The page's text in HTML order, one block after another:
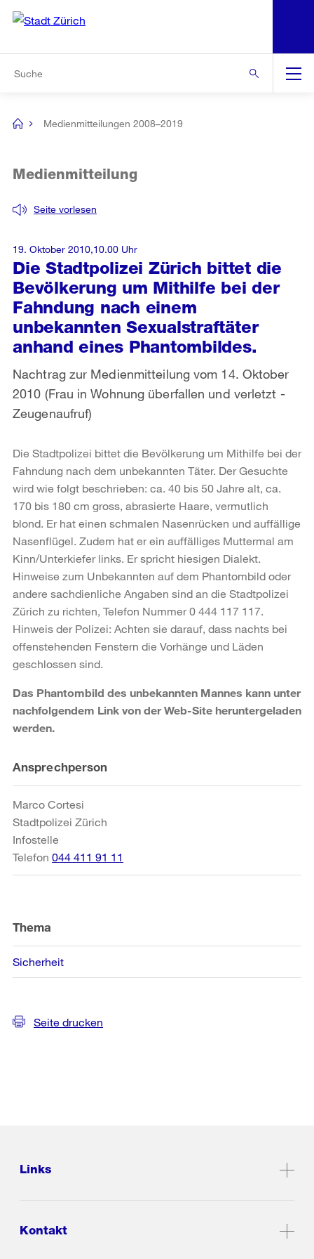
Navigation
[no
Medienmitteilungen 2008–2019
Die Stadtpolizei Zürich bittet die
Bevölkerung um Mithilfe bei der
Fahndung nach einem
unbekannten Sexualstraftäter
anhand eines Phantombildes.
Seite vorlesen
Medienmitteilung
Nachtrag zur Medienmitteilung vom 14. Oktober
2010 (Frau in Wohnung überfallen und verletzt -
Zeugenaufruf)
19. Oktober 2010,10.00 Uhr
Die Stadtpolizei bittet die Bevölkerung um Mithilfe bei der
Fahndung nach dem unbekannten Täter. Der Gesuchte
wird wie folgt beschrieben: ca. 40 bis 50 Jahre alt, ca.
170 bis 180 cm gross, abrasierte Haare, vermutlich
blond. Er hat einen schmalen Nasenrücken und auffällige
Nasenflügel. Zudem hat er ein auffälliges Muttermal am
Kinn/Unterkiefer links. Er spricht hiesigen Dialekt.
Hinweise zum Unbekannten auf dem Phantombild oder
andere sachdienliche Angaben sind an die Stadtpolizei
Zürich zu richten, Telefon Nummer 0 444 117 117.
Hinweis der Polizei: Achten sie darauf, dass nachts bei
offenstehenden Fenstern die Vorhänge und Läden
geschlossen sind.
Das Phantombild des unbekannten Mannes kann unter
nachfolgendem Link von der Web-Site heruntergeladen
werden.
Weitere
Informationen
Ansprechperson
Marco Cortesi
Stadtpolizei Zürich
Infostelle
Telefon 044 411 91 11
Thema
Sicherheit
Seite drucken
Links
Kontakt